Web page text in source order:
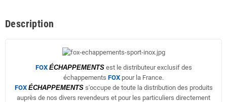
Description
FOX ÉCHAPPEMENTSest le distributeur exclusif des
échappements FOX pour la France.
FOX ÉCHAPPEMENTSs'occupe de toute la distribution des produits
auprès de nos divers revendeurs et pour les particuliers directement